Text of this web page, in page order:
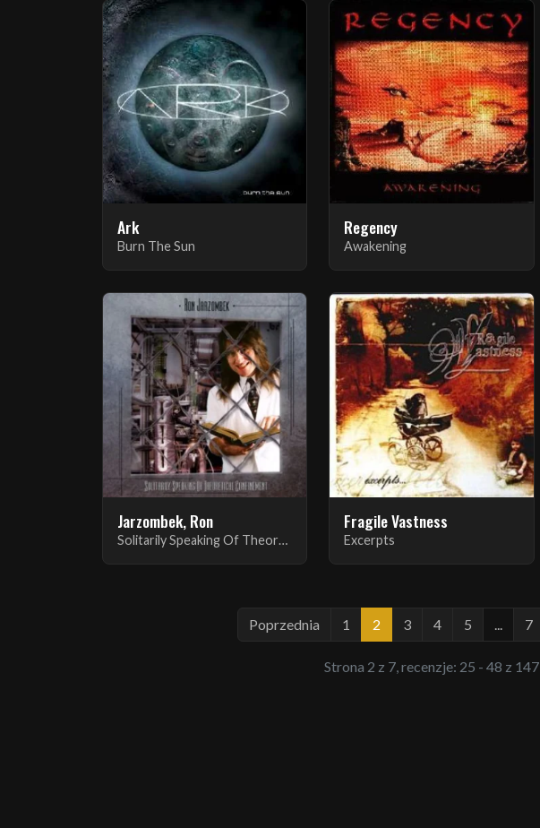
Ark
Burn The Sun
Regency
Awakening
Jarzombek, Ron
Solitarily Speaking Of Theoretical Confinement
Fragile Vastness
Excerpts
Poprzednia 1 2 3 4 5 7
Strona 2 z 7, recenzje: 25 - 48 z 147